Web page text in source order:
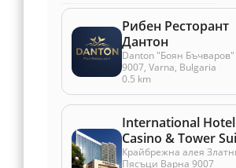
Рибен Ресторант
Дантон
Danton "Боян
9007, Varna, Bulgaria
0.5 km
International Hotel
Casino & Tower
Крайбрежна алея
Пясъци Варна 9007